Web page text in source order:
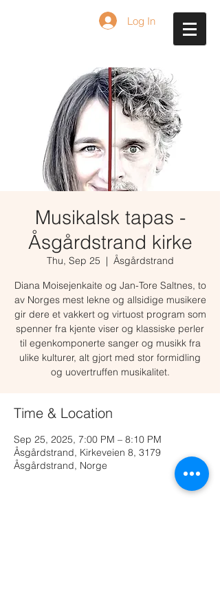
Log In
Musikalsk tapas -
Åsgårdstrand kirke
Thu, Sep 25
  |
Åsgårdstrand
Diana Moisejenkaite og Jan-Tore Saltnes, to
av Norges mest lekne og allsidige musikere
gir dere et vakkert og virtuost program som
spenner fra kjente viser og klassiske perler
til egenkomponerte sanger og musikk fra
ulike kulturer, alt gjort med stor formidling
og uovertruffen musikalitet.
Time & Location
Sep 25, 2025, 7:00 PM – 8:10 PM
Åsgårdstrand, Kirkeveien 8, 3179
Åsgårdstrand, Norge